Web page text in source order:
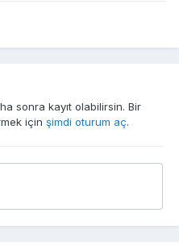
sonra kayıt olabilirsin. Bir
için şimdi oturum aç.